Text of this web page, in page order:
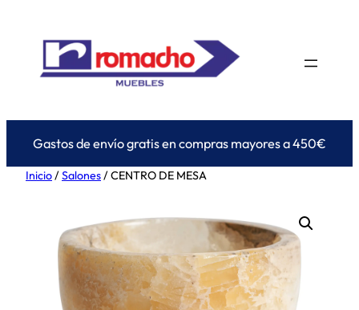
contenido
Gastos de envío gratis en compras mayores a 450€
Inicio/Salones/ CENTRO DE MESA